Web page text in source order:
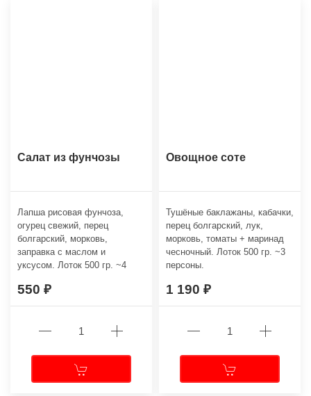
Салат из фунчозы
Лапша рисовая фунчоза,
огурец свежий, перец
болгарский, морковь,
заправка с маслом и
уксусом. Лоток 500 гр. ~4
550
Овощное соте
Тушёные баклажаны, кабачки,
перец болгарский, лук,
морковь, томаты + маринад
чесночный. Лоток 500 гр. ~3
персоны.
1 190